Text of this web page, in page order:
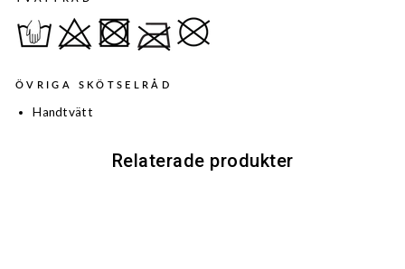
ÖVRIGA SKÖTSELRÅD
Handtvätt
Relaterade produkter